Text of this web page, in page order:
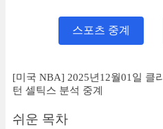
스포츠 중계
[미국 NBA] 2025년12월01일 클
턴 셀틱스 분석 중계
쉬운 목차